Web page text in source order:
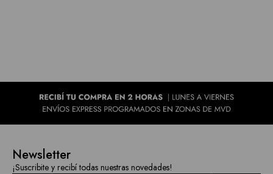
Newsletter
¡Suscribite y recibí todas nuestras novedades!